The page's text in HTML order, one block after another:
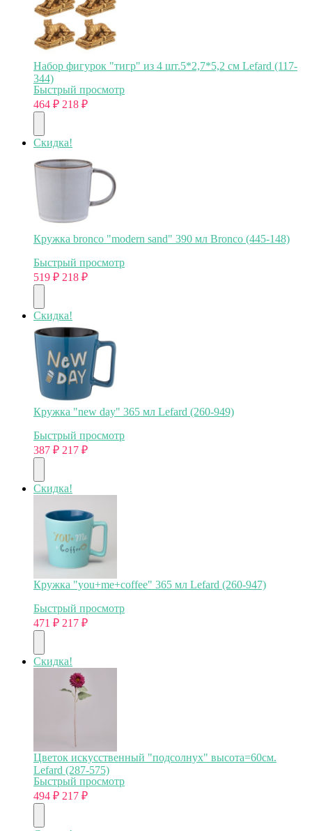
Набор фигурок "тигр" из 4 шт.5*2,7*5,2 см Lefard (117-
344)
Быстрый просмотр
464 ₽ 218 ₽
Скидка!
Кружка bronco "modern sand" 390 мл Bronco (445-148)
Быстрый просмотр
519 ₽ 218 ₽
Скидка!
Кружка "new day" 365 мл Lefard (260-949)
Быстрый просмотр
387 ₽ 217 ₽
Скидка!
Кружка "you+me+coffee" 365 мл Lefard (260-947)
Быстрый просмотр
471 ₽ 217 ₽
Скидка!
Цветок искусственный "подсолнух" высота=60см.
Lefard (287-575)
Быстрый просмотр
494 ₽ 217 ₽